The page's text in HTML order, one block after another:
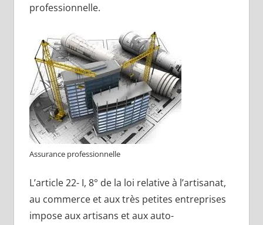
professionnelle.
Assurance professionnelle
L’article 22- I, 8° de la loi relative à l’artisanat,
au commerce et aux très petites entreprises
impose aux artisans et aux auto-